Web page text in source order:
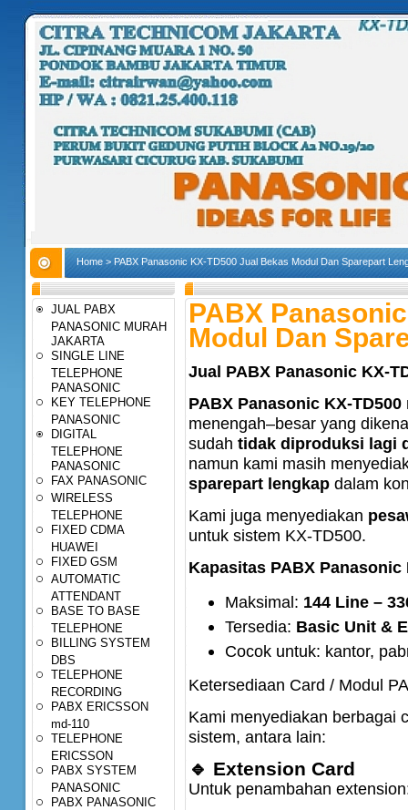
Home > PABX Panasonic KX-TD500 Jual Bekas Modul Dan Sparepart
JUAL PABX
PANASONIC MURAH
JAKARTA
SINGLE LINE
TELEPHONE
PANASONIC
KEY TELEPHONE
PANASONIC
DIGITAL
TELEPHONE
PANASONIC
FAX PANASONIC
WIRELESS
TELEPHONE
FIXED CDMA
HUAWEI
FIXED GSM
AUTOMATIC
ATTENDANT
BASE TO BASE
TELEPHONE
BILLING SYSTEM
DBS
TELEPHONE
RECORDING
PABX ERICSSON
md-110
TELEPHONE
ERICSSON
PABX SYSTEM
PANASONIC
PABX PANASONIC
PABX
Modul Dan
Jual PABX Panasonic KX-
PABX Panasonic KX-TD500
menengah–besar yang
sudah tidak diproduksi lagi
namun kami masih
sparepart lengkap dalam
Kami juga menyediakan
untuk sistem KX-TD500.
Kapasitas PABX Panasonic
Maksimal: 144 Line –
Tersedia: Basic Unit &
Cocok untuk: kantor,
Ketersediaan Card / Modul
Kami menyediakan berbagai
sistem, antara lain:
🔹 Extension Card
Untuk penambahan